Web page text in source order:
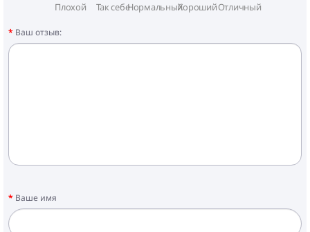
Плохой Так себеНормальныйХорошийОтличный
Ваш отзыв:
Ваше имя